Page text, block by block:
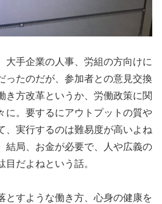
大手企業の人事、労組の方向けに
ったのだが、参加者との意見交換
き方改革というか、労働政策に関
に。要するにアウトプットの質や
、実行するのは難易度が高いよね
結局、お金が必要で、人や広義の
だよねという話。
とすような働き方、心身の健康を